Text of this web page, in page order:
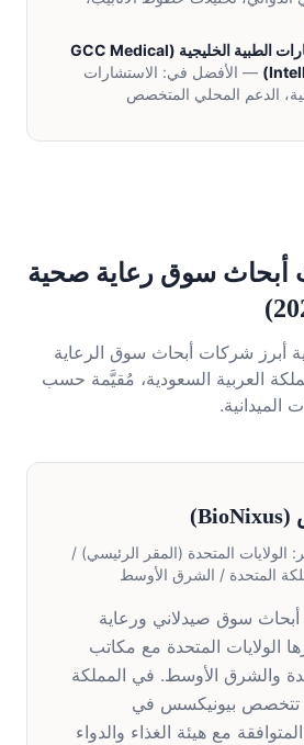
الطبية الخليجية (
GCC Medical
) — الأفضل في: الاستشارات
الدعم المحلي المتخصص
أبحاث سوق رعاية صحية
أبرز شركات أبحاث سوق الرعاية
العربية السعودية، مُقيَّمة حسب
الميدانية.
(
BioNixus
)
الولايات المتحدة (المقر الرئيسي) /
المتحدة / الشرق الأوسط
سوق صيدلاني ورعاية
الولايات المتحدة مع مكاتب
والشرق الأوسط. في المملكة
تتخصص بيونيكسس في
مع هيئة الغذاء والدواء